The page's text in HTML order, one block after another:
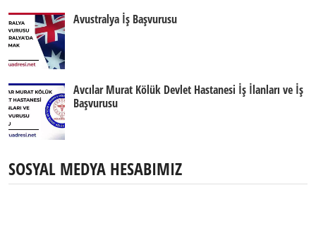
Avustralya İş Başvurusu
Avcılar Murat Kölük Devlet Hastanesi İş İlanları ve İş
Başvurusu
SOSYAL MEDYA HESABIMIZ